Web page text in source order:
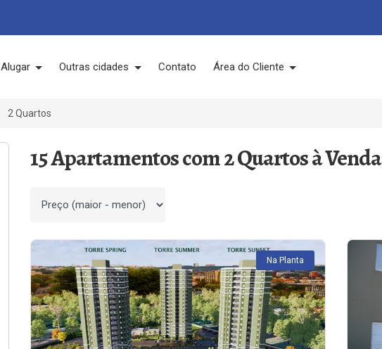
Alugar Outras cidades Contato Área do Cliente
2 Quartos
15 Apartamentos com 2 Quartos à Venda
Ordenar por
Na Planta